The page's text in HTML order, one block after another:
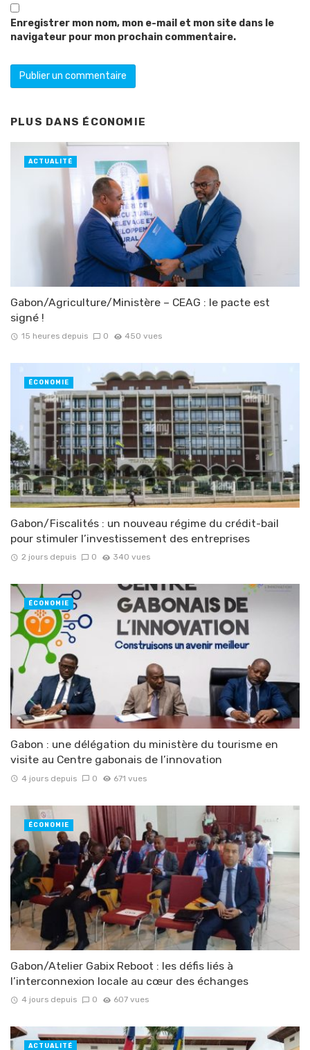
Enregistrer mon nom, mon e-mail et mon site dans le
navigateur pour mon prochain commentaire.
PLUS DANS ÉCONOMIE
Gabon/Agriculture/Ministère – CEAG : le pacte est
signé !
15 heures depuis 0 450 vues
ACTUALITÉ
Gabon/Fiscalités : un nouveau régime du crédit-bail
pour stimuler l’investissement des entreprises
2 jours depuis 0 340 vues
ÉCONOMIE
Gabon : une délégation du ministère du tourisme en
visite au Centre gabonais de l’innovation
4 jours depuis 0 671 vues
ÉCONOMIE
Gabon/Atelier Gabix Reboot : les défis liés à
l’interconnexion locale au cœur des échanges
4 jours depuis 0 607 vues
ÉCONOMIE
ACTUALITÉ